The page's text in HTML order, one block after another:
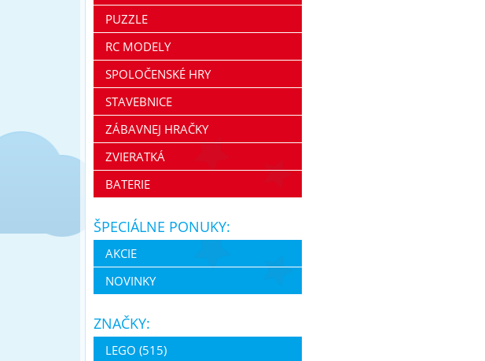
PUZZLE
RC MODELY
SPOLOČENSKÉ HRY
STAVEBNICE
ZÁBAVNEJ HRAČKY
ZVIERATKÁ
BATERIE
ŠPECIÁLNE PONUKY:
AKCIE
NOVINKY
ZNAČKY:
LEGO (515)